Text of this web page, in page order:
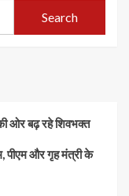
Search
ओर बढ़ रहे शिवभक्त
पीएम और गृह मंत्री के